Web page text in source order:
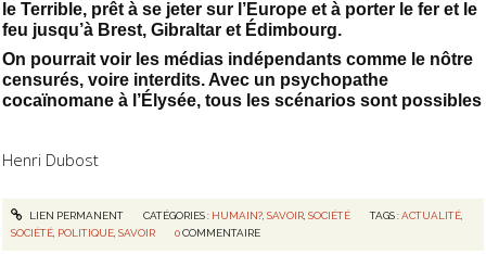
le Terrible, prêt à se jeter sur l’Europe et à porter le fer et le
feu jusqu’à Brest, Gibraltar et Édimbourg.
On pourrait voir les médias indépendants comme le nôtre
censurés, voire interdits. Avec un psychopathe
cocaïnomane à l’Élysée, tous les scénarios sont possibles
Henri Dubost
LIEN PERMANENT CATÉGORIES : HUMAIN?, SAVOIR, SOCIÉTÉ TAGS :ACTUALITÉ
SOCIÉTÉ POLITIQUE ,SAVOIR 0 COMMENTAIRE